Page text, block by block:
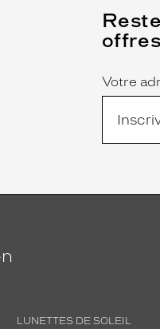
Name
Votre
(Ce
champ
est
obligatoire)
LUNETTES DE SOLEIL